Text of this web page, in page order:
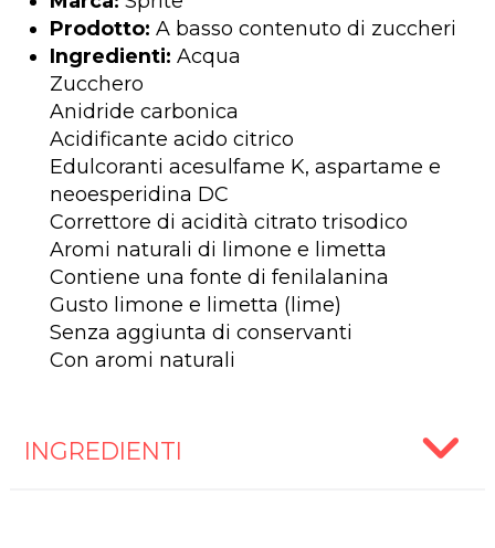
Prodotto: A basso contenuto di zuccheri
Ingredienti: Acqua
Zucchero
Anidride carbonica
Acidificante acido citrico
Edulcoranti acesulfame K, aspartame e
neoesperidina DC
Correttore di acidità citrato trisodico
Aromi naturali di limone e limetta
Contiene una fonte di fenilalanina
Gusto limone e limetta (lime)
Senza aggiunta di conservanti
Con aromi naturali
INGREDIENTI